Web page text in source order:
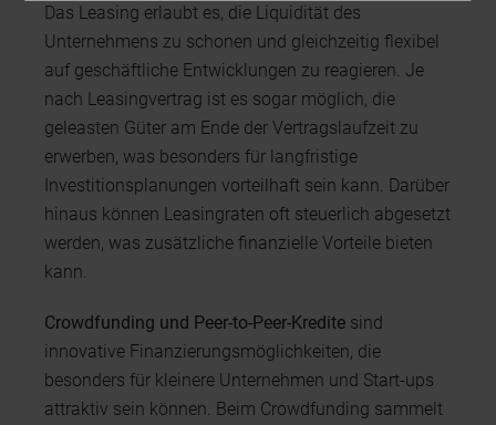
Das Leasing erlaubt es, die Liquidität des
Unternehmens zu schonen und gleichzeitig flexibel
auf geschäftliche Entwicklungen zu reagieren. Je
nach Leasingvertrag ist es sogar möglich, die
geleasten Güter am Ende der Vertragslaufzeit zu
erwerben, was besonders für langfristige
Investitionsplanungen vorteilhaft sein kann. Darüber
hinaus können Leasingraten oft steuerlich abgesetzt
werden, was zusätzliche finanzielle Vorteile bieten
kann.
Crowdfunding und Peer-to-Peer-Kredite sind
innovative Finanzierungsmöglichkeiten, die
besonders für kleinere Unternehmen und Start-ups
attraktiv sein können. Beim Crowdfunding sammelt